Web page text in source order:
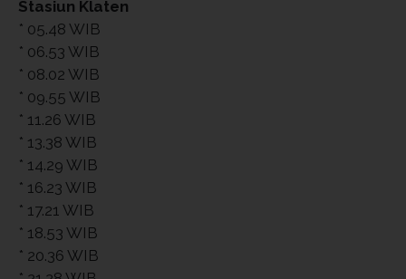
Stasiun Klaten
* 05.48 WIB
* 06.53 WIB
* 08.02 WIB
* 09.55 WIB
* 11.26 WIB
* 13.38 WIB
* 14.29 WIB
* 16.23 WIB
* 17.21 WIB
* 18.53 WIB
* 20.36 WIB